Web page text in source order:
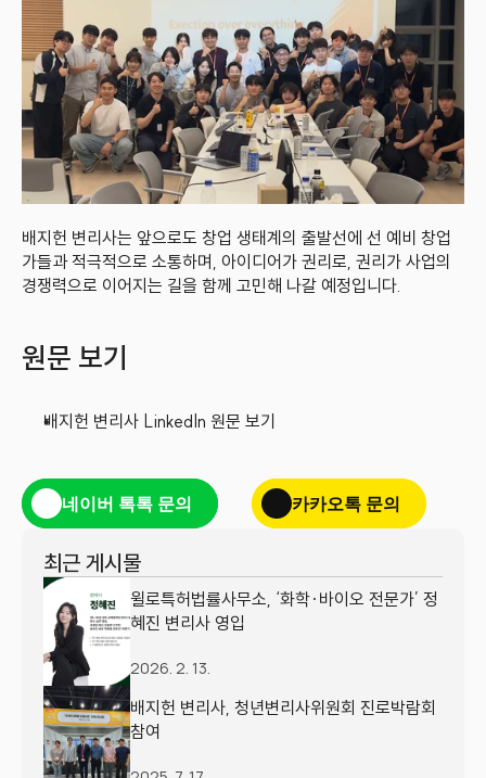
배지헌 변리사는 앞으로도 창업 생태계의 출발선에 선 예비 창업
가들과 적극적으로 소통하며, 아이디어가 권리로, 권리가 사업의
경쟁력으로 이어지는 길을 함께 고민해 나갈 예정입니다.
원문 보기
배지헌 변리사 LinkedIn 원문 보기
네이버 톡톡 문의 카카오톡 문의
최근 게시물
윌로특허법률사무소, ‘화학·바이오 전문가’ 정
혜진 변리사 영입
2026. 2. 13.
배지헌 변리사, 청년변리사위원회 진로박람회
참여